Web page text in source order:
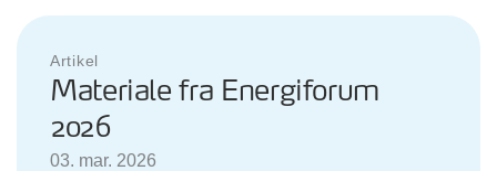
Artikel
Materiale fra Energiforum
2026
03. mar. 2026